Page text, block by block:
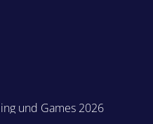
und Games 2026